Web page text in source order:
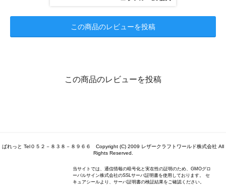
この商品のレビューを投稿
この商品のレビューを投稿
ぱれっと Tel０５２－８３８－８９６６ Copyright (C) 2009 レザークラフトワールド株式会社 All
Rights Reserved.
当サイトでは、通信情報の暗号化と実在性の証明のため、GMOグロ
ーバルサイン株式会社のSSLサーバ証明書を使用しております。 セ
キュアシールより、サーバ証明書の検証結果をご確認ください。